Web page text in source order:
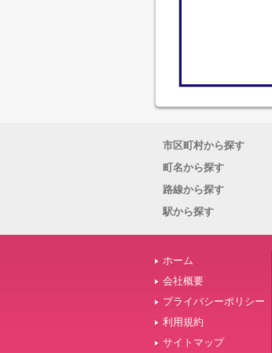
市区町村から探す
町名から探す
路線から探す
駅から探す
ホーム
会社概要
プライバシーポリシー
利用規約
サイトマップ